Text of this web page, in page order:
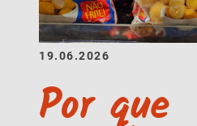
19.06.2026
Por que